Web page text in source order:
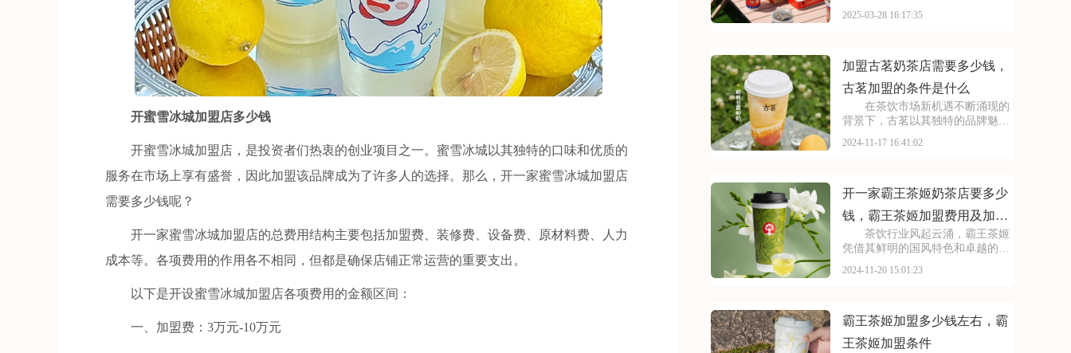
开蜜雪冰城加盟店多少钱
开蜜雪冰城加盟店，是投资者们热衷的创业项目之一。蜜雪冰城以其独特的口味和优质的
服务在市场上享有盛誉，因此加盟该品牌成为了许多人的选择。那么，开一家蜜雪冰城加盟店
需要多少钱呢？
开一家蜜雪冰城加盟店的总费用结构主要包括加盟费、装修费、设备费、原材料费、人力
成本等。各项费用的作用各不相同，但都是确保店铺正常运营的重要支出。
以下是开设蜜雪冰城加盟店各项费用的金额区间：
一、加盟费：3万元-10万元
资者都关心一个问题：塔斯汀的加
性条件限制的具体分析
2025-03-28 16:17:35
加盟古茗奶茶店需要多少钱，
古茗加盟的条件是什么
在茶饮市场新机遇不断涌现的
背景下，古茗以其独特的品牌魅力
业者的优选。对于有意加盟的创业
费用，有助于创业者更
2024-11-17 16:41:02
开一家霸王茶姬奶茶店要多少
钱，霸王茶姬加盟费用及加盟
条件
茶饮行业风起云涌，霸王茶姬
凭借其鲜明的国风特色和卓越的产
爱。想加盟霸王茶姬的创业者，必
接下来看到的这些就是最近
2024-11-20 15:01:23
霸王茶姬加盟多少钱左右，霸
王茶姬加盟条件